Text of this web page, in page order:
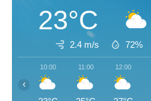
23°C
2.4 m/s 72%
10:00 11:00 12:00
‹